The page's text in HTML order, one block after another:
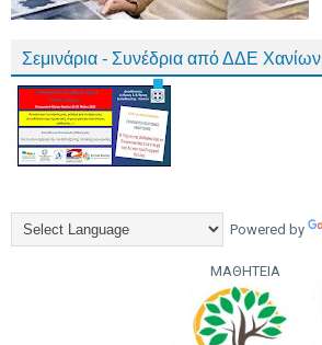
Σεμινάρια - Συνέδρια από ΔΔΕ Χανίων
Powered by
ΜΑΘΗΤΕΙΑ